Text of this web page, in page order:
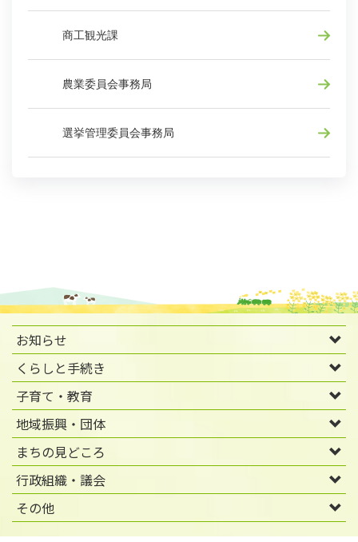
商工観光課
農業委員会事務局
選挙管理委員会事務局
お知らせ
くらしと手続き
子育て・教育
地域振興・団体
まちの見どころ
行政組織・議会
その他